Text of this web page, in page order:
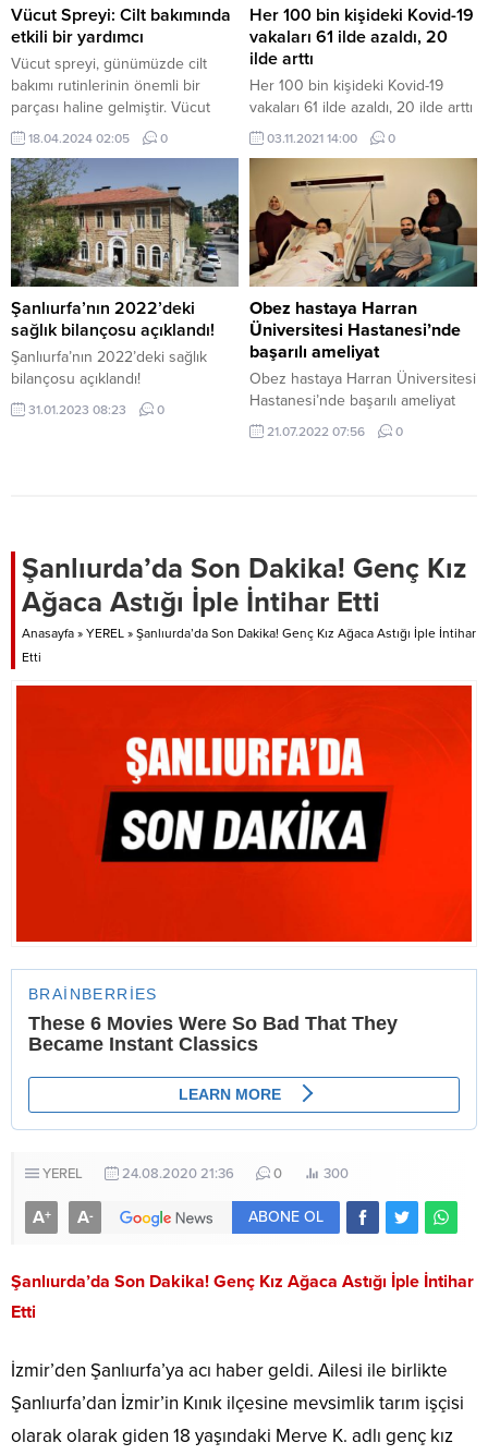
(pekiştirme) dozdaki etkinliklerini
kıyaslayacağız. İki doz Sinovac
aşısı yapılmış ve...
Vücut Spreyi: Cilt bakımında
etkili bir yardımcı
Vücut spreyi, günümüzde cilt
bakımı rutinlerinin önemli bir
parçası haline gelmiştir. Vücut
spreyi, cilde ferahlık ve canlılık
kazandırmak için kullanılan hafif
ve hoş kokulu bir üründür. Bu
yazımızda, vücut spreyinin ne işe
yaradığını ve cilt sağlığına olan
katkılarını detaylı bir şekilde ele
alacağız. Vücut Spreyi Nedir?
Vücut spreyi ne işe...
18.04.2024 02:05 0
Her 100 bin kişideki Kovid-19
vakaları 61 ilde azaldı, 20
ilde arttı
Her 100 bin kişideki Kovid-19
vakaları 61 ilde azaldı, 20 ilde arttı
03.11.2021 14:00 0
Şanlıurfa’nın 2022’deki
sağlık bilançosu açıklandı!
Şanlıurfa’nın 2022’deki sağlık
bilançosu açıklandı!
31.01.2023 08:23 0
Obez hastaya Harran
Üniversitesi Hastanesi’nde
başarılı ameliyat
Obez hastaya Harran Üniversitesi
Hastanesi’nde başarılı ameliyat
21.07.2022 07:56 0
Şanlıurda’da Son Dakika! Genç Kız
Ağaca Astığı İple İntihar Etti
Anasayfa » YEREL » Şanlıurda’da Son Dakika! Genç Kız Ağaca Astığı İple İntihar
Etti
YEREL 24.08.2020 21:36 0 300
A+ A- ABONE OL
Şanlıurda’da Son Dakika! Genç Kız Ağaca Astığı İple İntihar
Etti
İzmir’den Şanlıurfa’ya acı haber geldi. Ailesi ile birlikte
Şanlıurfa’dan İzmir’in Kınık ilçesine mevsimlik tarım işçisi
olarak olarak giden 18 yaşındaki Merve K. adlı genç kız